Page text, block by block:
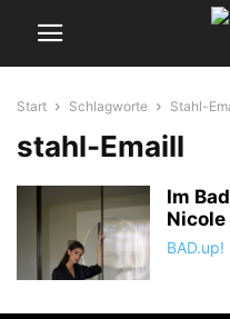
Start Schlagworte Stahl-
stahl-Emaill
Im
BAD.up!